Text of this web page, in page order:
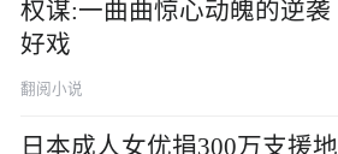
权谋:一曲曲惊心动魄的逆袭
好戏
翻阅小说
日本成人女优捐300万支援地